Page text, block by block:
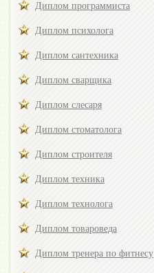
Диплом программиста
Диплом психолога
Диплом сантехника
Диплом сварщика
Диплом слесаря
Диплом стоматолога
Диплом строителя
Диплом техника
Диплом технолога
Диплом товароведа
Диплом тренера по фитнесу